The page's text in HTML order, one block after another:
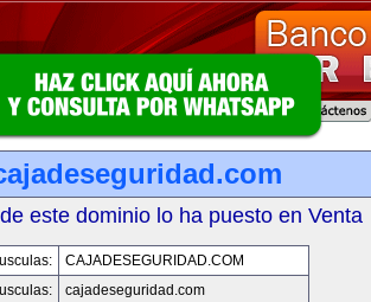
este dominio lo ha puesto en Venta
CAJADESEGURIDAD.COM
cajadeseguridad.com